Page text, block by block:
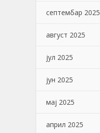
септембар 2025
август 2025
јул 2025
јун 2025
мај 2025
април 2025